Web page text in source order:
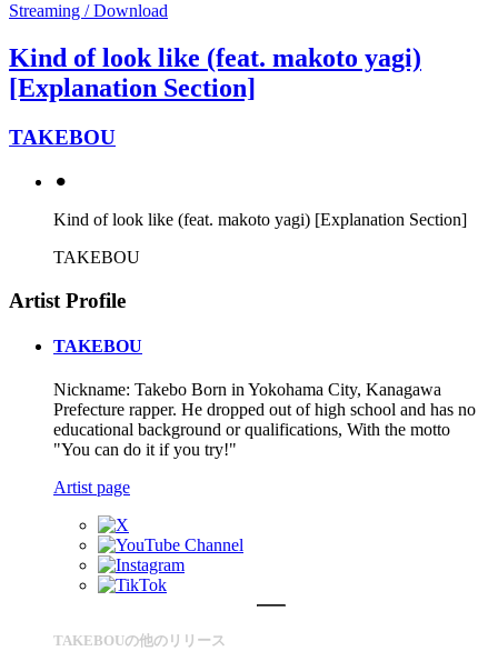
Streaming / Download
Kind of look like (feat. makoto yagi)
[Explanation Section]
TAKEBOU
⚫︎
Kind of look like (feat. makoto yagi) [Explanation Section]
TAKEBOU
Artist Profile
TAKEBOU
Nickname: Takebo Born in Yokohama City, Kanagawa
Prefecture rapper. He dropped out of high school and has no
educational background or qualifications, With the motto
"You can do it if you try!"
Artist page
TAKEBOUの他のリリース